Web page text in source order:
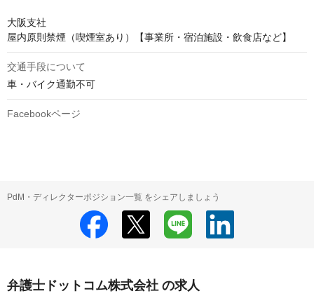
大阪支社
交通手段について
車・バイク通勤不可
Facebookページ
PdM・ディレクターポジション一覧 をシェアしましょう
弁護士ドットコム株式会社 の求人